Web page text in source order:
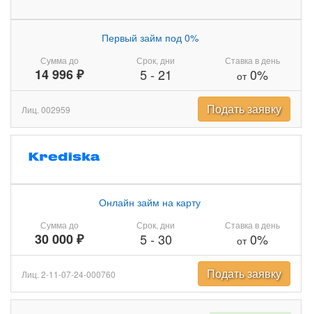
Сумма до
14 996 ₽
Первый займ под 0%
Срок, дни
5- 21
Ставка в день
от0%
Лиц. 002959 Подать заявку
Сумма до
30 000 ₽
Онлайн займ на карту
Срок, дни
5- 30
Ставка в день
от0%
Лиц. 2-11-07-24-000760 Подать заявку